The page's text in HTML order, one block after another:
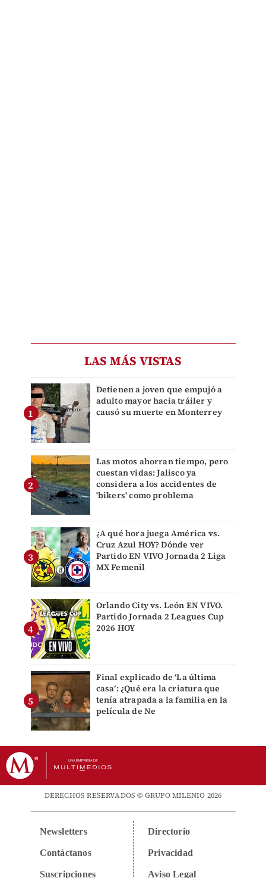
LAS MÁS VISTAS
Detienen a joven que empujó a
adulto mayor hacia tráiler y
causó su muerte en Monterrey
Las motos ahorran tiempo, pero
cuestan vidas: Jalisco ya
considera a los accidentes de
'bikers' como problema
¿A qué hora juega América vs.
Cruz Azul HOY? Dónde ver
Partido EN VIVO Jornada 2 Liga
MX Femenil
Orlando City vs. León EN VIVO.
Partido Jornada 2 Leagues Cup
2026 HOY
Final explicado de ‘La última
casa’: ¿Qué era la criatura que
tenía atrapada a la familia en la
película de Ne
DERECHOS RESERVADOS © GRUPO MILENIO 2026
Newsletters
Contáctanos
Suscripciones
Directorio
Privacidad
Aviso Legal